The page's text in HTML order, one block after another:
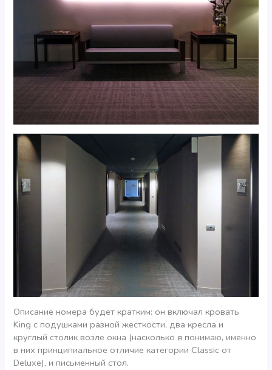
Описание номера будет кратким: он включал кровать
King с подушками разной жесткости, два кресла и
круглый столик возле окна (насколько я понимаю, именно
в них принципиальное отличие категории Classic от
Deluxe), и письменный стол.